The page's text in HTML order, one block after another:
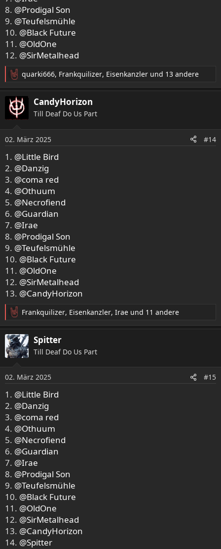
8. @Prodigal Son
9. @Teufelsmühle
10. @Black Future
11. @OldOne
12. @SirMetalhead
R
e
a
k
t
n
n
:
quarki666, Frankquilizer, Eisenkanzler und 13 andere
CandyHorizon
Till Deaf Do Us Part
02. März 2025 #14
1. @Little Bird
2. @Danzig
3. @coma red
4. @Othuum
5. @Necrofiend
6. @Guardian
7. @Irae
8. @Prodigal Son
9. @Teufelsmühle
10. @Black Future
11. @OldOne
12. @SirMetalhead
13. @CandyHorizon
R
e
a
k
t
n
n
:
Frankquilizer, Eisenkanzler, Irae und 11 andere
Spitter
Till Deaf Do Us Part
02. März 2025 #15
1. @Little Bird
2. @Danzig
3. @coma red
4. @Othuum
5. @Necrofiend
6. @Guardian
7. @Irae
8. @Prodigal Son
9. @Teufelsmühle
10. @Black Future
11. @OldOne
12. @SirMetalhead
13. @CandyHorizon
14. @Spitter